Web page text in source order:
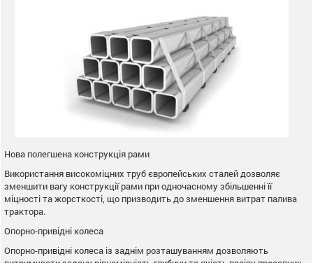
Нова полегшена конструкція рами
Використання високоміцних труб європейських сталей дозволяє
зменшити вагу конструкції рами при одночасному збільшенні її
міцності та жорсткості, що призводить до зменшення витрат палива
трактора.
Опорно-привідні колеса
Опорно-привідні колеса із заднім розташуванням дозволяють